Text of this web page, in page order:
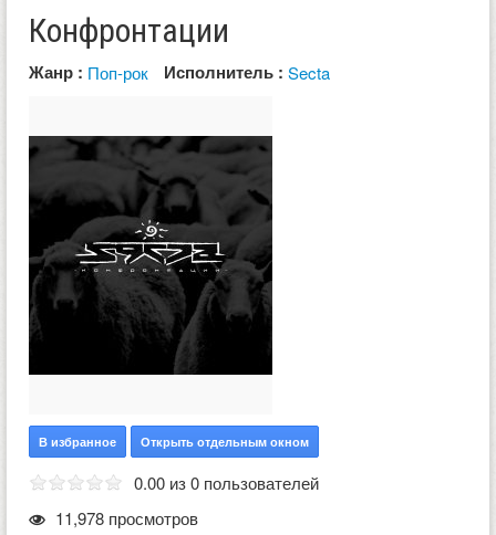
БИБЛИЯ
ОПРОСЫ
НОВОСТИ
Конфронтации
Жанр : Поп-рок Исполнитель : Secta
В избранное Открыть отдельным окном
0.00 из 0 пользователей
11,978 просмотров